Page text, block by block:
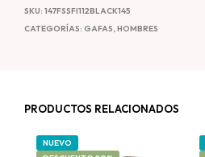
SKU: 147FSSFI112BLACK145
CATEGORÍAS: GAFAS,HOMBRES
PRODUCTOS RELACIONADOS
NUEVO